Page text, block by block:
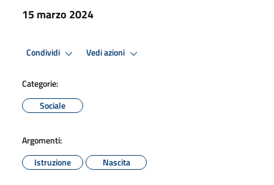
15 marzo 2024
Condividi Vedi azioni
Categorie:
Sociale
Argomenti:
Istruzione
Nascita